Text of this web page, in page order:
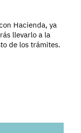
Hacienda, ya
llevarlo a la
de los trámites.